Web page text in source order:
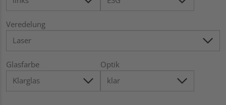
Veredelung
Glasfarbe Optik